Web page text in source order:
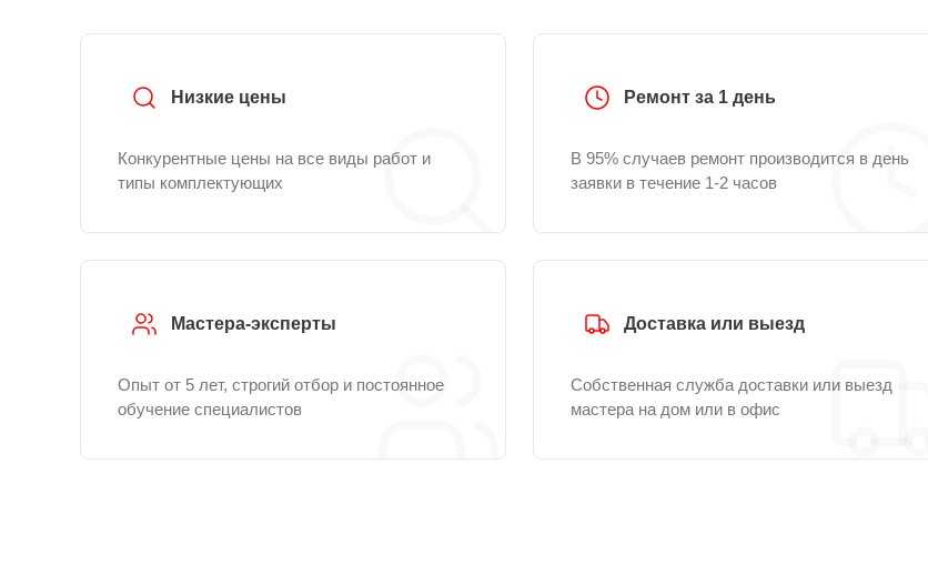
Низкие цены
Конкурентные цены на все виды работ и
типы комплектующих
Ремонт за 1 день
В 95% случаев ремонт производится в день
заявки в течение 1-2 часов
Мастера-эксперты
Опыт от 5 лет, строгий отбор и постоянное
обучение специалистов
Доставка или выезд
Собственная служба доставки или выезд
мастера на дом или в офис